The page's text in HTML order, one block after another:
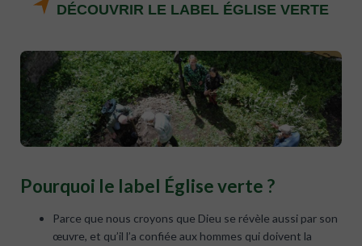
DÉCOUVRIR LE LABEL ÉGLISE VERTE
Pourquoi le label Église verte ?
Parce que nous croyons que Dieu se révèle aussi par son
œuvre, et qu’il l’a confiée aux hommes qui doivent la